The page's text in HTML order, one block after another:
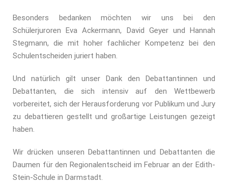
Besonders bedanken möchten wir uns bei den
Schülerjuroren Eva Ackermann, David Geyer und Hannah
Stegmann, die mit hoher fachlicher Kompetenz bei den
Schulentscheiden juriert haben.
Und natürlich gilt unser Dank den Debattantinnen und
Debattanten, die sich intensiv auf den Wettbewerb
vorbereitet, sich der Herausforderung vor Publikum und Jury
zu debattieren gestellt und großartige Leistungen gezeigt
haben.
Wir drücken unseren Debattantinnen und Debattanten die
Daumen für den Regionalentscheid im Februar an der Edith-
Stein-Schule in Darmstadt.